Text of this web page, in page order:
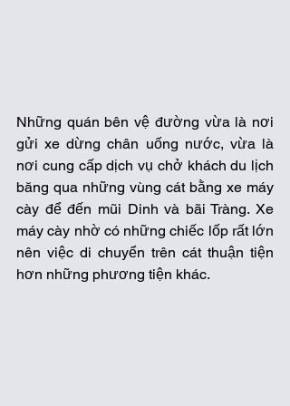
Những quán bên vệ đường vừa là nơi
gửi xe dừng chân uống nước, vừa là
nơi cung cấp dịch vụ chở khách du lịch
băng qua những vùng cát bằng xe máy
cày để đến mũi Dinh và bãi Tràng. Xe
máy cày nhờ có những chiếc lốp rất lớn
nên việc di chuyển trên cát thuận tiện
hơn những phương tiện khác.